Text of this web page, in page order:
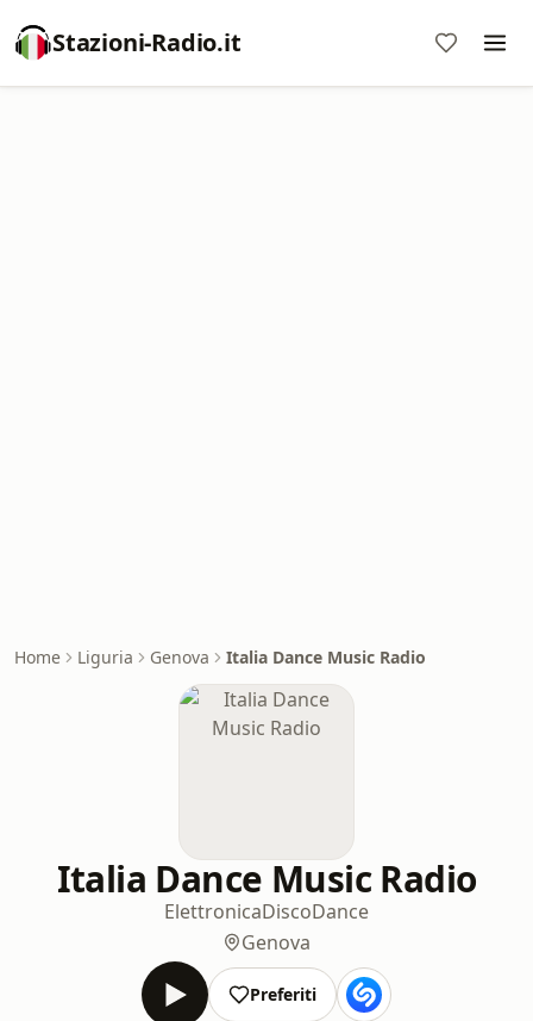
Stazioni-Radio.it
Home Liguria Genova Italia Dance Music Radio
Italia Dance Music Radio
ElettronicaDiscoDance
Genova
Preferiti